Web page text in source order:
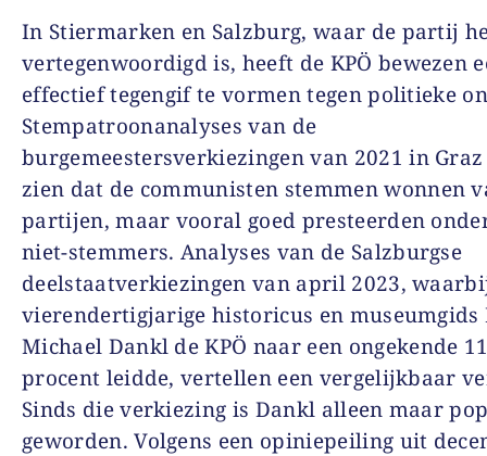
In Stiermarken en Salzburg, waar de partij
vertegenwoordigd is, heeft de KPÖ bewezen
effectief tegengif te vormen tegen politieke
Stempatroonanalyses van de
burgemeestersverkiezingen van 2021 in
zien dat de communisten stemmen wonnen
partijen, maar vooral goed presteerden
niet-stemmers. Analyses van de Salzburgse
deelstaatverkiezingen van april 2023,
vierendertigjarige historicus en museumgids
Michael Dankl de KPÖ naar een ongekende
procent leidde, vertellen een vergelijkbaar
Sinds die verkiezing is Dankl alleen maar
geworden. Volgens een opiniepeiling uit